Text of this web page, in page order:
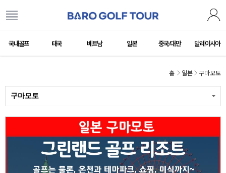
국내골프 태국 베트남 일본 중국/대만 말레이시아
홈 일본 구마모토